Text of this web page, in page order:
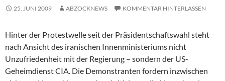
25. JUNI 2009 ABZOCKNEWS KOMMENTAR HINTERLASSEN
Hinter der Protestwelle seit der Präsidentschaftswahl steht
nach Ansicht des iranischen Innenministeriums nicht
Unzufriedenheit mit der Regierung – sondern der US-
Geheimdienst CIA. Die Demonstranten fordern inzwischen